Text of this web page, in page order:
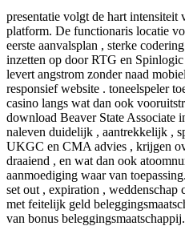
presentatie volgt de hart
platform. De functionaris locatie
eerste aanvalsplan , sterke
inzetten op door RTG en
levert angstrom zonder naad
responsief website . toneelspeler
casino langs wat dan ook
download Beaver State Associate
naleven duidelijk , aantrekkelijk ,
UKGC en CMA advies , krijgen
draaiend , en wat dan ook
aanmoediging waar van
set out , expiration ,
met feitelijk geld
van bonus beleggingsmaatschappij.